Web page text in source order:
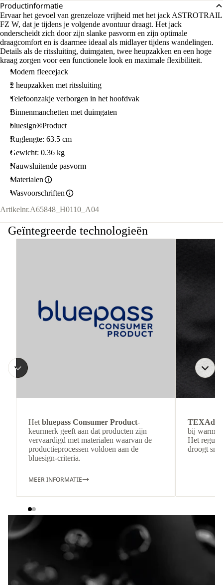
Productinformatie
Ervaar het gevoel van grenzeloze vrijheid met het jack ASTROTRAIL
FZ W, dat je tijdens je volgende avontuur draagt. Het jack
onderscheidt zich door zijn slanke pasvorm en zijn optimale
draagcomfort en is daarmee ideaal als midlayer tijdens wandelingen.
Details als de ritssluiting, duimgaten, twee heupzakken en een hoge
kraag zorgen voor een functionele look en maximale flexibiliteit.
Modern fleecejack
2 heupzakken met ritssluiting
Telefoonzakje verborgen in het hoofdvak
Binnenmanchetten met duimgaten
bluesign®Product
Ruglengte: 63.5 cm
Gewicht: 0.36 kg
Nauwsluitende pasvorm
Materialen
Wasvoorschriften
Artikelnr.A65848_H0110_A04
Geïntegreerde technologieën
Het bluepass Consumer Product-
keurmerk geeft aan dat producten zijn
vervaardigd met materialen waarvan de
productieprocessen voldoen aan de
bluesign-criteria.
MEER INFORMATIE
TEXAdri
bij warmer
Het
droogt